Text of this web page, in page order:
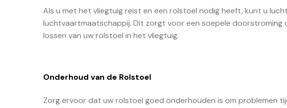
Als u met het vliegtuig reist en een rolstoel nodig heeft, kunt u
luchtvaartmaatschappij. Dit zorgt voor een soepele doorstroming
lossen van uw rolstoel in het vliegtuig.
Onderhoud van de Rolstoel
Zorg ervoor dat uw rolstoel goed onderhouden is om problemen